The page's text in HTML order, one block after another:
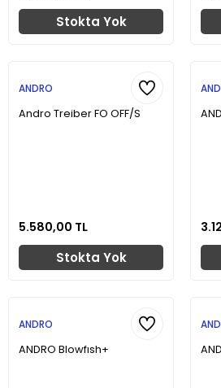
Stokta Yok
ANDRO
Andro Treiber FO OFF/S
5.580,00 TL
Stokta Yok
ANDRO
ANDRO Blowfısh+